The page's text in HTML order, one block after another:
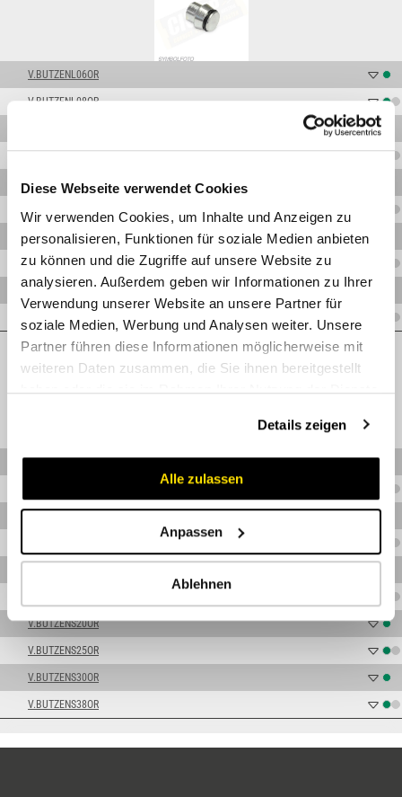
Diese Webseite verwendet Cookies
Wir verwenden Cookies, um Inhalte und Anzeigen zu
personalisieren, Funktionen für soziale Medien anbieten
zu können und die Zugriffe auf unsere Website zu
analysieren. Außerdem geben wir Informationen zu Ihrer
Verwendung unserer Website an unsere Partner für
soziale Medien, Werbung und Analysen weiter. Unsere
Partner führen diese Informationen möglicherweise mit
weiteren Daten zusammen, die Sie ihnen bereitgestellt
haben oder die sie im Rahmen Ihrer Nutzung der Dienste
Details zeigen
Alle zulassen
Anpassen
Ablehnen
V.BUTZENL06OR
V.BUTZENL08OR
V.BUTZENL15OR
V.BUTZENL18OR
V.BUTZENL22OR
V.BUTZENL28OR
V.BUTZENL35OR
V.BUTZENL42OR
Schwer
V.BUTZENS06OR
V.BUTZENS20OR
V.BUTZENS25OR
V.BUTZENS30OR
V.BUTZENS38OR